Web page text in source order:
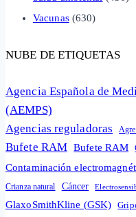
Vacunas(630)
NUBE DE ETIQUETAS
Agencia Española de
(AEMPS)
Agencias reguladoras
Bufete RAM Bufete RAM
Contaminación
Crianza natural Cáncer
GlaxoSmithKline (GSK)